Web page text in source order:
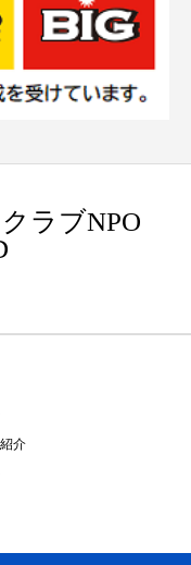
ラブNPO
介